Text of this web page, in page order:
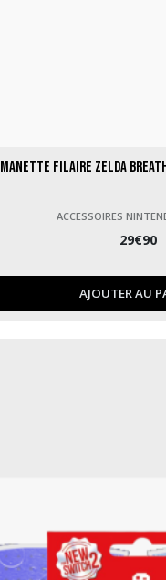
Manette filaire Zelda
ACCESSOIRES
29€90
AJOUTER AU